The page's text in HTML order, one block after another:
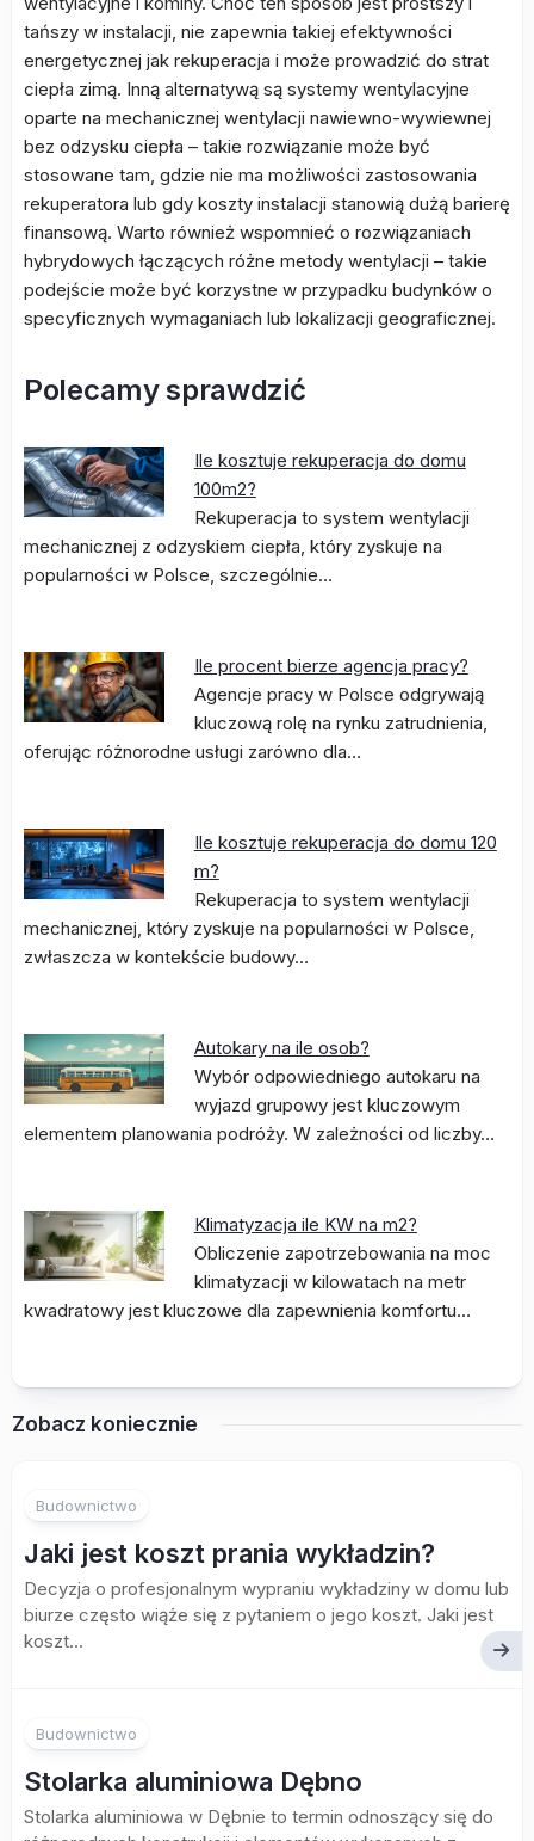
tańszy w instalacji, nie zapewnia takiej efektywności
energetycznej jak rekuperacja i może prowadzić do strat
ciepła zimą. Inną alternatywą są systemy wentylacyjne
oparte na mechanicznej wentylacji nawiewno-wywiewnej
bez odzysku ciepła – takie rozwiązanie może być
stosowane tam, gdzie nie ma możliwości zastosowania
rekuperatora lub gdy koszty instalacji stanowią dużą barierę
finansową. Warto również wspomnieć o rozwiązaniach
hybrydowych łączących różne metody wentylacji – takie
podejście może być korzystne w przypadku budynków o
specyficznych wymaganiach lub lokalizacji geograficznej.
Polecamy sprawdzić
Ile kosztuje rekuperacja do domu
100m2?
Rekuperacja to system wentylacji
mechanicznej z odzyskiem ciepła, który zyskuje na
popularności w Polsce, szczególnie…
Ile procent bierze agencja pracy?
Agencje pracy w Polsce odgrywają
kluczową rolę na rynku zatrudnienia,
oferując różnorodne usługi zarówno dla…
Ile kosztuje rekuperacja do domu 120
m?
Rekuperacja to system wentylacji
mechanicznej, który zyskuje na popularności w Polsce,
zwłaszcza w kontekście budowy…
Autokary na ile osob?
Wybór odpowiedniego autokaru na
wyjazd grupowy jest kluczowym
elementem planowania podróży. W zależności od liczby…
Klimatyzacja ile KW na m2?
Obliczenie zapotrzebowania na moc
klimatyzacji w kilowatach na metr
kwadratowy jest kluczowe dla zapewnienia komfortu…
Zobacz koniecznie
Budownictwo
Jaki jest koszt prania wykładzin?
Decyzja o profesjonalnym wypraniu wykładziny w domu lub
biurze często wiąże się z pytaniem o jego koszt. Jaki jest
koszt...
Budownictwo
Stolarka aluminiowa Dębno
Stolarka aluminiowa w Dębnie to termin odnoszący się do